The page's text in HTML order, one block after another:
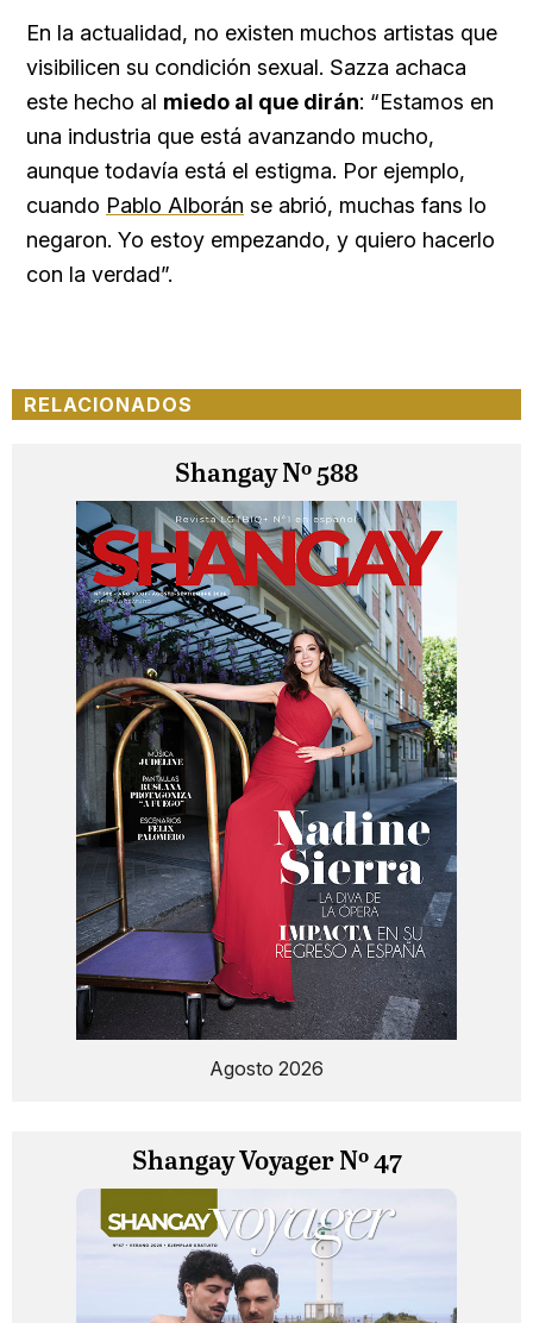
En la actualidad, no existen muchos artistas que
visibilicen su condición sexual. Sazza achaca
este hecho al miedo al que dirán: “Estamos en
una industria que está avanzando mucho,
aunque todavía está el estigma. Por ejemplo,
cuando Pablo Alborán se abrió, muchas fans lo
negaron. Yo estoy empezando, y quiero hacerlo
con la verdad”.
RELACIONADOS
Shangay Nº 588
Agosto 2026
Shangay Voyager Nº 47